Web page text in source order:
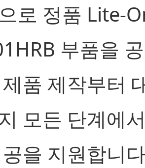
로 정품 Lite-
부품을
품 제작부터
모든 단계에
을 지원합니